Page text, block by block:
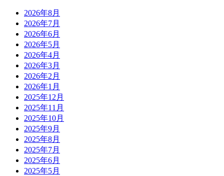
2026年8月
2026年7月
2026年6月
2026年5月
2026年4月
2026年3月
2026年2月
2026年1月
2025年12月
2025年11月
2025年10月
2025年9月
2025年8月
2025年7月
2025年6月
2025年5月